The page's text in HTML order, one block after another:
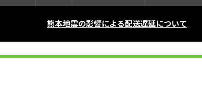
熊本地震の影響による配送遅延について